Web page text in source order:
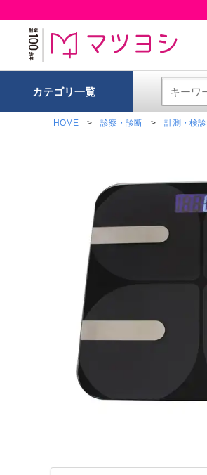
カテゴリ一覧
HOME 診察・診断 計測・検診